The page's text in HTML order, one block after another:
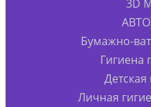
3D
Бумажно-
Гигиена
Личная